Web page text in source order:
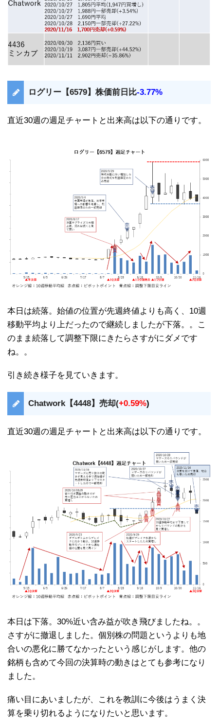
ログリー【6579】株価前日比-3.77%
直近30週の週足チャートと出来高は以下の通りです。
本日は続落。始値の位置が先週終値よりも高く、10週
移動平均より上だったので継続しましたが下落。。こ
のまま続落して調整下限にきたらさすがにダメです
ね。。
引き続き様子を見ていきます。
Chatwork【4448】売却(+0.59%)
直近30週の週足チャートと出来高は以下の通りです。
本日は下落。30%近い含み益が吹き飛びましたね。。
さすがに撤退しました。個別株の問題というよりも地
合いの悪化に勝てなかったという感じがします。他の
銘柄も含めて今回の決算時の動きはとても参考になり
ました。
痛い目にあいましたが、これを教訓に今後はうまく決
算を乗り切れるようになりたいと思います。